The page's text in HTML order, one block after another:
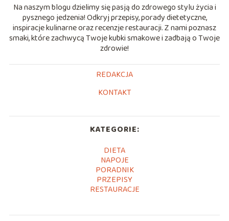
Na naszym blogu dzielimy się pasją do zdrowego stylu życia i
pysznego jedzenia! Odkryj przepisy, porady dietetyczne,
inspiracje kulinarne oraz recenzje restauracji. Z nami poznasz
smaki, które zachwycą Twoje kubki smakowe i zadbają o Twoje
zdrowie!
REDAKCJA
KONTAKT
KATEGORIE:
DIETA
NAPOJE
PORADNIK
PRZEPISY
RESTAURACJE